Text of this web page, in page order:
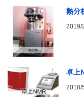
熱分
2019/
卓上
2018/